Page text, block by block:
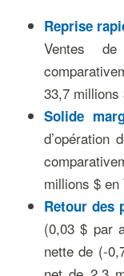
Reprise
Ventes
33,7 millions
Solide m
d’opération
millions $ en
Retour des
(0,03 $ par
nette de (-